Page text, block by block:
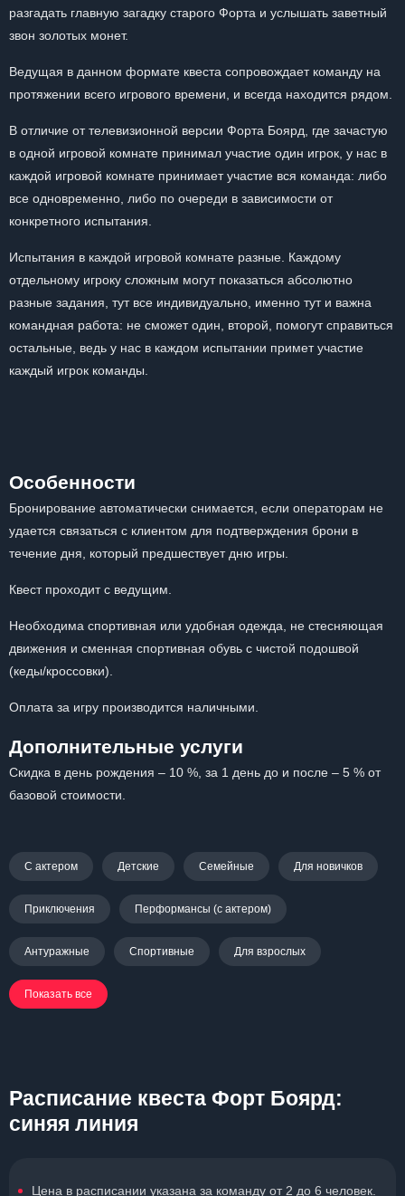
разгадать главную загадку старого Форта и услышать заветный
звон золотых монет.
Ведущая в данном формате квеста сопровождает команду на
протяжении всего игрового времени, и всегда находится рядом.
В отличие от телевизионной версии Форта Боярд, где зачастую
в одной игровой комнате принимал участие один игрок, у нас в
каждой игровой комнате принимает участие вся команда: либо
все одновременно, либо по очереди в зависимости от
конкретного испытания.
Испытания в каждой игровой комнате разные. Каждому
отдельному игроку сложным могут показаться абсолютно
разные задания, тут все индивидуально, именно тут и важна
командная работа: не сможет один, второй, помогут справиться
остальные, ведь у нас в каждом испытании примет участие
каждый игрок команды.
Особенности
Бронирование автоматически снимается, если операторам не
удается связаться с клиентом для подтверждения брони в
течение дня, который предшествует дню игры.
Квест проходит с ведущим.
Необходима спортивная или удобная одежда, не стесняющая
движения и сменная спортивная обувь с чистой подошвой
(кеды/кроссовки).
Оплата за игру производится наличными.
Дополнительные услуги
Скидка в день рождения – 10 %, за 1 день до и после – 5 % от
базовой стоимости.
С актером Детские Семейные Для новичков
Приключения Перформансы (с актером)
Антуражные Спортивные Для взрослых
Показать все
Расписание квеста Форт Боярд:
синяя линия
Цена в расписании указана за команду от 2 до 6 человек.